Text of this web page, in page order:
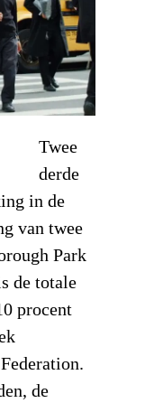
Twee
derde
in de
van twee
Park
de totale
procent
de